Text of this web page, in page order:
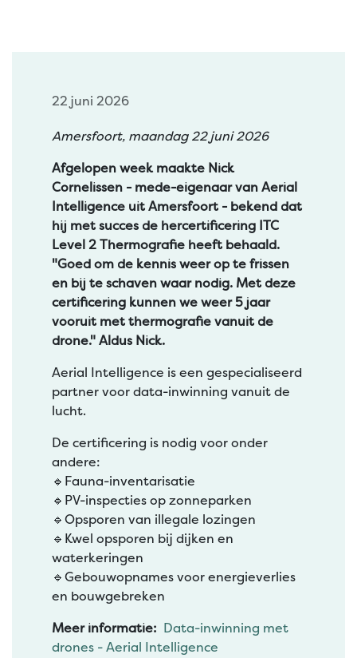
22 juni 2026
Amersfoort, maandag 22 juni 2026
Afgelopen week maakte Nick
Cornelissen - mede-eigenaar van Aerial
Intelligence uit Amersfoort - bekend dat
hij met succes de hercertificering ITC
Level 2 Thermografie heeft behaald.
"Goed om de kennis weer op te frissen
en bij te schaven waar nodig. Met deze
certificering kunnen we weer 5 jaar
vooruit met thermografie vanuit de
drone." Aldus Nick.
Aerial Intelligence is een gespecialiseerd
partner voor data-inwinning vanuit de
lucht.
De certificering is nodig voor onder
andere:
🔹️Fauna-inventarisatie
🔹️PV-inspecties op zonneparken
🔹️Opsporen van illegale lozingen
🔹️Kwel opsporen bij dijken en
waterkeringen
🔹️Gebouwopnames voor energieverlies
en bouwgebreken
Meer informatie: Data-inwinning met
drones - Aerial Intelligence